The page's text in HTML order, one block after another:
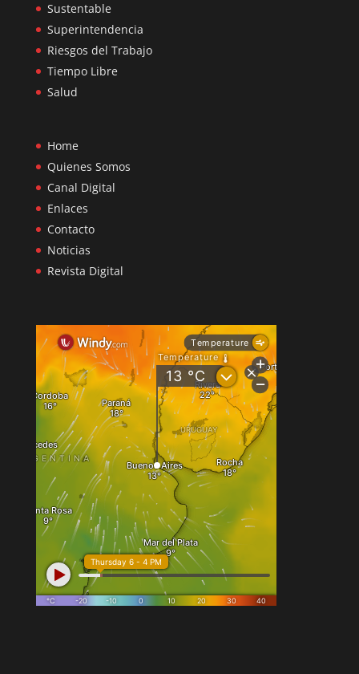
Sustentable
Superintendencia
Riesgos del Trabajo
Tiempo Libre
Salud
Home
Quienes Somos
Canal Digital
Enlaces
Contacto
Noticias
Revista Digital